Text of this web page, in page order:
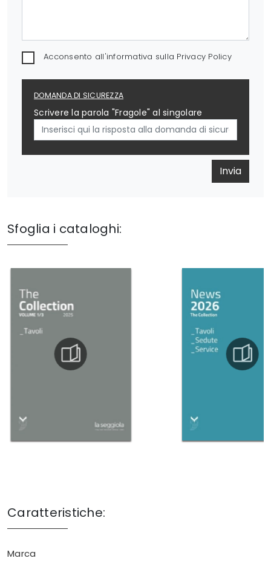
Acconsento all'informativa sulla Privacy Policy
DOMANDA DI SICUREZZA
Scrivere la parola "Fragole" al singolare
Invia
Sfoglia i cataloghi:
Caratteristiche:
Marca